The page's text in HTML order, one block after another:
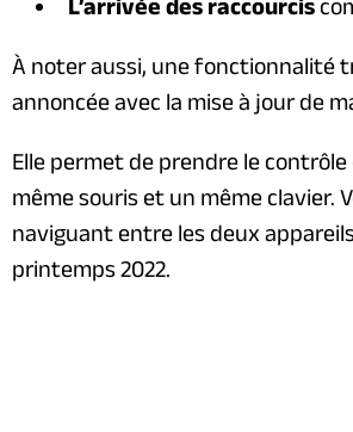
L’arrivée des raccourcis
À noter aussi, une fonctionnalité
annoncée avec la mise à jour de
Elle permet de prendre le
même souris et un même clavier.
naviguant entre les deux
printemps 2022.